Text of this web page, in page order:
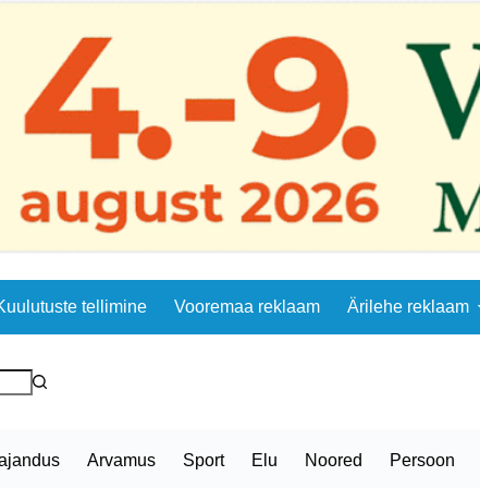
tellimine Vooremaa reklaam Ärilehe reklaam
Arvamus Sport Elu Noored Persoon